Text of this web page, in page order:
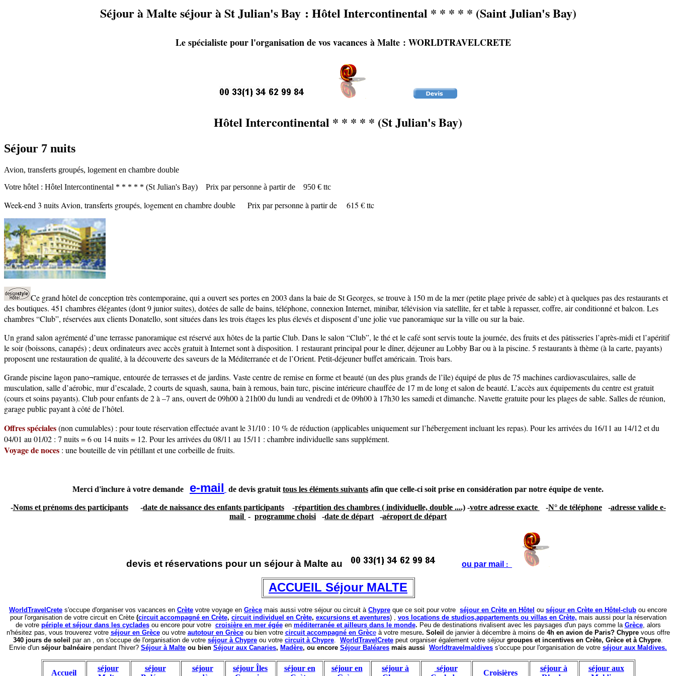
Séjour à Malte séjour àSt Julian's Bay: Hôtel Intercontinental * * * * * (Saint Julian's Bay)
Le spécialiste pour l'organisation de vos vacances à Malte : WORLDTRAVELCRETE
Hôtel Intercontinental * * * * * (St Julian's Bay)
Séjour 7 nuits
Avion, transferts groupés, logement en chambre double
Votre hôtel : Hôtel Intercontinental * * * * * (St Julian's Bay) Prix par personne à partir de 950 € ttc
Week-end 3 nuits Avion, transferts groupés, logement en chambre double Prix par personne à partir de 615 € ttc
Ce grand hôtel de conception très contemporaine, qui a ouvert ses portes en 2003 dans la baie de St Georges, se trouve à 150 m de la mer (petite plage privée de sable) et à quelques pas des restaurants et
des boutiques. 451 chambres élégantes (dont 9 junior suites), dotées de salle de bains, téléphone, connexion Internet, minibar, télévision via satellite, fer et table à repasser, coffre, air conditionné et balcon. Les
chambres “Club”, réservées aux clients Donatello, sont situées dans les trois étages les plus élevés et disposent d’une jolie vue panoramique sur la ville ou sur la baie.
Un grand salon agrémenté d’une terrasse panoramique est réservé aux hôtes de la partie Club. Dans le salon “Club”, le thé et le café sont servis toute la journée, des fruits et des pâtisseries l’après-midi et l’apéritif
le soir (boissons, canapés) ; deux ordinateurs avec accès gratuit à Internet sont à disposition. 1 restaurant principal pour le dîner, déjeuner au Lobby Bar ou à la piscine. 5 restaurants à thème (à la carte, payants)
proposent une restauration de qualité, à la découverte des saveurs de la Méditerranée et de l’Orient. Petit-déjeuner buffet américain. Trois bars.
Grande piscine lagon pano¬ramique, entourée de terrasses et de jardins. Vaste centre de remise en forme et beauté (un des plus grands de l’île) équipé de plus de 75 machines cardiovasculaires, salle de
musculation, salle d’aérobic, mur d’escalade, 2 courts de squash, sauna, bain à remous, bain turc, piscine intérieure chauffée de 17 m de long et salon de beauté. L’accès aux équipements du centre est gratuit
(cours et soins payants). Club pour enfants de 2 à –7 ans, ouvert de 09h00 à 21h00 du lundi au vendredi et de 09h00 à 17h30 les samedi et dimanche. Navette gratuite pour les plages de sable. Salles de réunion,
garage public payant à côté de l’hôtel.
Offres spéciales(non cumulables) : pour toute réservation effectuée avant le 31/10 : 10 % de réduction (applicables uniquement sur l’hébergement incluant les repas). Pour les arrivées du 16/11 au 14/12 et du
04/01 au 01/02 : 7 nuits = 6 ou 14 nuits = 12. Pour les arrivées du 08/11 au 15/11 : chambre individuelle sans supplément.
Voyage de noces : une bouteille de vin pétillant et une corbeille de fruits.
Merci d'inclure à votre demande e-mail de devis gratuit tous les éléments suivants afin que celle-ci soit prise en considération par notre équipe de vente.
-Noms et prénoms des participants-date de naissance des enfants participants-répartition des chambres ( individuelle, double ....)-votre adresse exacte -N° de téléphone-adresse valide e-
mail - programme choisi -date de départ -aéroport de départ
devis et réservations pour un séjour à Malte au ou par mail :
ACCUEIL Séjour MALTE
WorldTravelCrete s'occupe d'organiser vos vacances en Crète votre voyage en Grèce mais aussi votre séjour ou circuit à Chypre que ce soit pour votre séjour en Crète en Hôtel ou séjour en Crète en Hôtel-club ou encore
pour l'organisation de votre circuit en Crète (circuit accompagné en Crète, circuit individuel en Crète, excursions et aventures) vos locations de studios,appartements ou villas en Crète, mais aussi pour la réservation
devotre périple et séjour dans les cycladesou encore pour votre croisière en mer égéeen méditerranée et ailleurs dans le monde. Peu de destinations rivalisent avec les paysages d'un pays comme la Grèce, alors
n'hésitez pas, vous trouverez votre séjour en Grèceou votre autotour en Grèceou bien votre circuit accompagné en Grèceà votre mesure. Soleil de janvier à décembre à moins de 4h en avion de Paris? Chyprevous offre
340 jours de soleil par an , on s'occupe de l'organisation de votre séjour à Chypre ou votre circuit à Chypre WorldTravelCrete peut organiser également votre séjour groupes et incentives en Crète, Grèce et à Chypre
Envie d'un séjour balnéaire pendant l'hiver? Séjour à Malte ou bien Séjour aux Canaries, Madère, ou encore Séjour Baléares mais aussi Worldtravelmaldives s'occupe pour l'organisation de votre séjour aux Maldives.
Accueil
séjour
séjour
séjour
séjour Îles
séjour en
séjour en
séjour à
séjour
Croisières
séjour à
séjour aux